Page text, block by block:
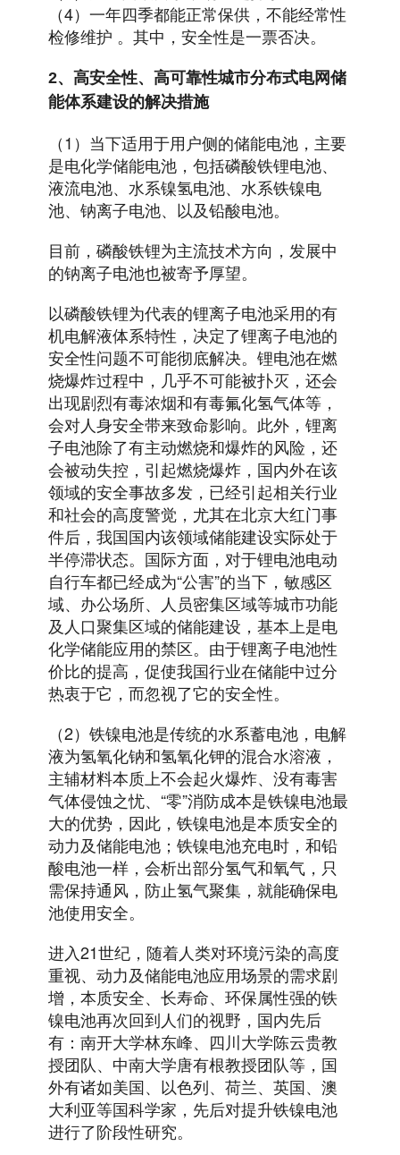
（4）一年四季都能正常保供，不能经常性
检修维护 。其中，安全性是一票否决。
2、高安全性、高可靠性城市分布式电网储
能体系建设的解决措施
（1）当下适用于用户侧的储能电池，主要
是电化学储能电池，包括磷酸铁锂电池、
液流电池、水系镍氢电池、水系铁镍电
池、钠离子电池、以及铅酸电池。
目前，磷酸铁锂为主流技术方向，发展中
的钠离子电池也被寄予厚望。
以磷酸铁锂为代表的锂离子电池采用的有
机电解液体系特性，决定了锂离子电池的
安全性问题不可能彻底解决。锂电池在燃
烧爆炸过程中，几乎不可能被扑灭，还会
出现剧烈有毒浓烟和有毒氟化氢气体等，
会对人身安全带来致命影响。此外，锂离
子电池除了有主动燃烧和爆炸的风险，还
会被动失控，引起燃烧爆炸，国内外在该
领域的安全事故多发，已经引起相关行业
和社会的高度警觉，尤其在北京大红门事
件后，我国国内该领域储能建设实际处于
半停滞状态。国际方面，对于锂电池电动
自行车都已经成为“公害”的当下，敏感区
域、办公场所、人员密集区域等城市功能
及人口聚集区域的储能建设，基本上是电
化学储能应用的禁区。由于锂离子电池性
价比的提高，促使我国行业在储能中过分
热衷于它，而忽视了它的安全性。
（2）铁镍电池是传统的水系蓄电池，电解
液为氢氧化钠和氢氧化钾的混合水溶液，
主辅材料本质上不会起火爆炸、没有毒害
气体侵蚀之忧、“零”消防成本是铁镍电池最
大的优势，因此，铁镍电池是本质安全的
动力及储能电池；铁镍电池充电时，和铅
酸电池一样，会析出部分氢气和氧气，只
需保持通风，防止氢气聚集，就能确保电
池使用安全。
进入21世纪，随着人类对环境污染的高度
重视、动力及储能电池应用场景的需求剧
增，本质安全、长寿命、环保属性强的铁
镍电池再次回到人们的视野，国内先后
有：南开大学林东峰、四川大学陈云贵教
授团队、中南大学唐有根教授团队等，国
外有诸如美国、以色列、荷兰、英国、澳
大利亚等国科学家，先后对提升铁镍电池
进行了阶段性研究。